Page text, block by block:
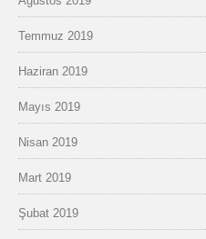
Temmuz 2019
Haziran 2019
Mayıs 2019
Nisan 2019
Mart 2019
Şubat 2019